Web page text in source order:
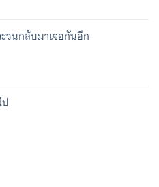
วนกลับมาเจอกันอีก